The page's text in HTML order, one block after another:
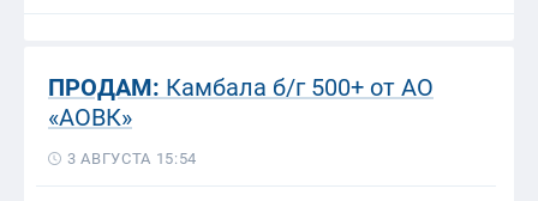
ПРОДАМ: Камбала б/г 500+ от АО
«АОВК»
3 АВГУСТА 15:54